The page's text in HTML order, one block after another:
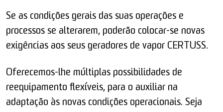
Se as condições gerais das suas operações e
processos se alterarem, poderão colocar-se novas
exigências aos seus geradores de vapor CERTUSS.
Oferecemos-lhe múltiplas possibilidades de
reequipamento flexíveis, para o auxiliar na
adaptação às novas condições operacionais. Seja